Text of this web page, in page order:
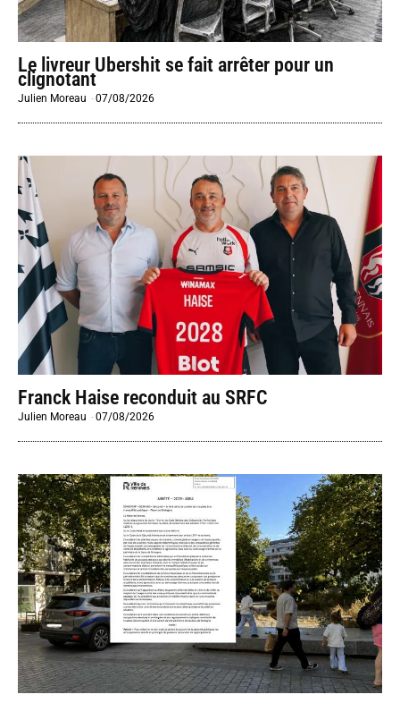
Le livreur Ubershit se fait arrêter pour un
clignotant
Julien Moreau -07/08/2026
Franck Haise reconduit au SRFC
Julien Moreau -07/08/2026